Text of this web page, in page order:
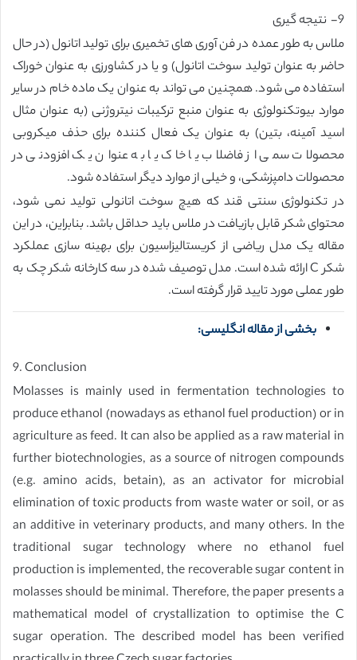
9- نتیجه گیری
ملاس به طور عمده در فن آوری های تخمیری برای تولید اتانول (در حال
حاضر به عنوان تولید سوخت اتانول) و یا در کشاورزی به عنوان خوراک
استفاده می شود. همچنین می تواند به عنوان یک ماده خام در سایر
موارد بیوتکنولوژی به عنوان منبع ترکیبات نیتروژنی (به عنوان مثال
اسید آمینه، بتین) به عنوان یک فعال کننده برای حذف میکروبی
محصولات سمی از فاضلاب یا خاک یا به عنوان یک افزودنی در
محصولات دامپزشکی، و خیلی از موارد دیگر استفاده شود.
در تکنولوژی سنتی قند که هیچ سوخت اتانولی تولید نمی شود،
محتوای شکر قابل بازیافت در ملاس باید حداقل باشد. بنابراین، در این
مقاله یک مدل ریاضی از کریستالیزاسیون برای بهینه سازی عملکرد
شکر C ارائه شده است. مدل توصیف شده در سه کارخانه شکر چک به
طور عملی مورد تایید قرار گرفته است.
بخشی از مقاله انگلیسی:
9. Conclusion
Molasses is mainly used in fermentation technologies to
produce ethanol (nowadays as ethanol fuel production) or in
agriculture as feed. It can also be applied as a raw material in
further biotechnologies, as a source of nitrogen compounds
(e.g. amino acids, betain), as an activator for microbial
elimination of toxic products from waste water or soil, or as
an additive in veterinary products, and many others. In the
traditional sugar technology where no ethanol fuel
production is implemented, the recoverable sugar content in
molasses should be minimal. Therefore, the paper presents a
mathematical model of crystallization to optimise the C
sugar operation. The described model has been verified